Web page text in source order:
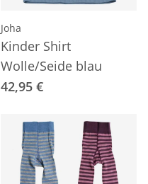
Joha
Kinder Shirt
Wolle/Seide blau
42,95 €